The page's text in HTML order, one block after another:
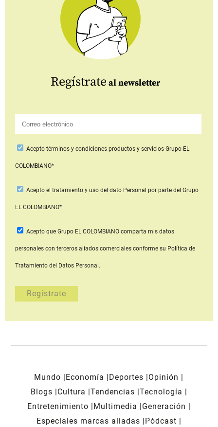
Regístrate al newsletter
Aceptotérminos y condiciones productos y serviciosGrupo EL
COLOMBIANO*
Acepto el tratamiento y uso del dato Personal por parte del Grupo
EL COLOMBIANO*
Acepto que Grupo EL COLOMBIANOcomparta mis datos
personales con terceros aliados comerciales conforme su Política de
Tratamiento del Datos Personal.
Mundo Economía Deportes
Opinión
Blogs
Cultura Tendencias Tecnología
Entretenimiento
Multimedia
Generación
Especiales marcas aliadas
Pódcast